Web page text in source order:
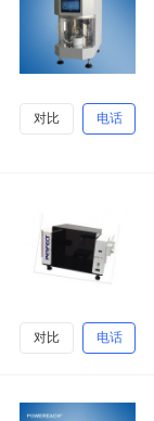
对比 电话
对比 电话